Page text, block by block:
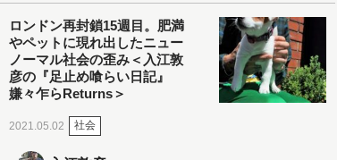
ロンドン再封鎖15週目。肥満
やペットに現れ出したニュー
ノーマル社会の歪み＜入江敦
彦の『足止め喰らい日記』
嫌々乍らReturns＞
2021.05.02 社会